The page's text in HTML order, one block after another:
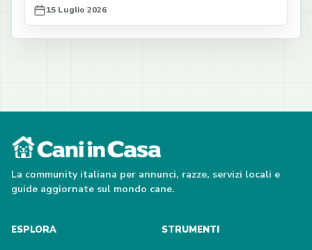
15 Luglio 2026
La community italiana per annunci, razze, servizi locali e
guide aggiornate sul mondo cane.
ESPLORA STRUMENTI